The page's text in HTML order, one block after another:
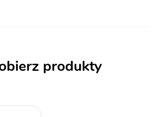
produkty